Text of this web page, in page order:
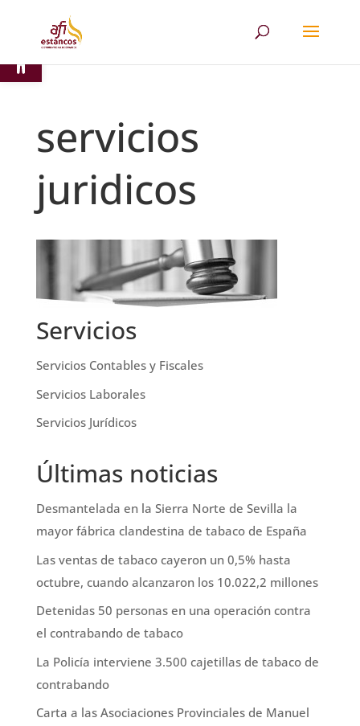
servicios
juridicos
Servicios
Servicios Contables y Fiscales
Servicios Laborales
Servicios Jurídicos
Últimas noticias
Desmantelada en la Sierra Norte de Sevilla la
mayor fábrica clandestina de tabaco de España
Las ventas de tabaco cayeron un 0,5% hasta
octubre, cuando alcanzaron los 10.022,2 millones
Detenidas 50 personas en una operación contra
el contrabando de tabaco
La Policía interviene 3.500 cajetillas de tabaco de
contrabando
Carta a las Asociaciones Provinciales de Manuel
Abrir barra de herramientas